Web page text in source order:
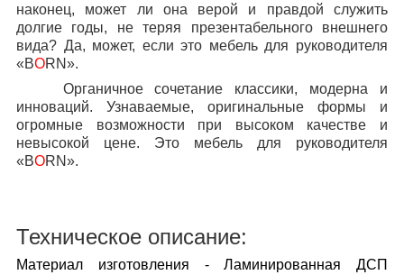
наконец, может ли она верой и правдой служить
долгие годы, не теряя презентабельного внешнего
вида? Да, может, если это мебель для руководителя
«BORN».
Органичное сочетание классики, модерна и
инноваций. Узнаваемые, оригинальные формы и
огромные возможности при высоком качестве и
невысокой цене. Это мебель для руководителя
«BORN».
Техническое описание:
Материал изготовления - Ламинированная ДСП